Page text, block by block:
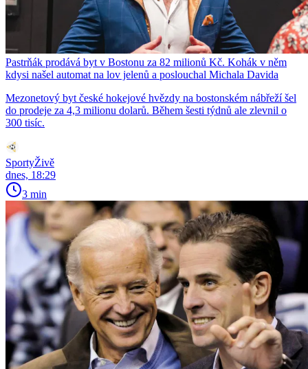
Pastrňák prodává byt v Bostonu za 82 milionů Kč. Kohák v něm
kdysi našel automat na lov jelenů a poslouchal Michala Davida
Mezonetový byt české hokejové hvězdy na bostonském nábřeží šel
do prodeje za 4,3 milionu dolarů. Během šesti týdnů ale zlevnil o
300 tisíc.
SportyŽivě
dnes, 18:29
3 min